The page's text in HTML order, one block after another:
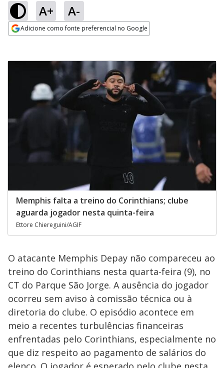
A+ A-
Adicione como fonte preferencial no Google
Memphis falta a treino do Corinthians; clube
aguarda jogador nesta quinta-feira
Ettore Chiereguini/AGIF
O atacante Memphis Depay não compareceu ao
treino do Corinthians nesta quarta-feira (9), no
CT do Parque São Jorge. A ausência do jogador
ocorreu sem aviso à comissão técnica ou à
diretoria do clube. O episódio acontece em
meio a recentes turbulências financeiras
enfrentadas pelo Corinthians, especialmente no
que diz respeito ao pagamento de salários do